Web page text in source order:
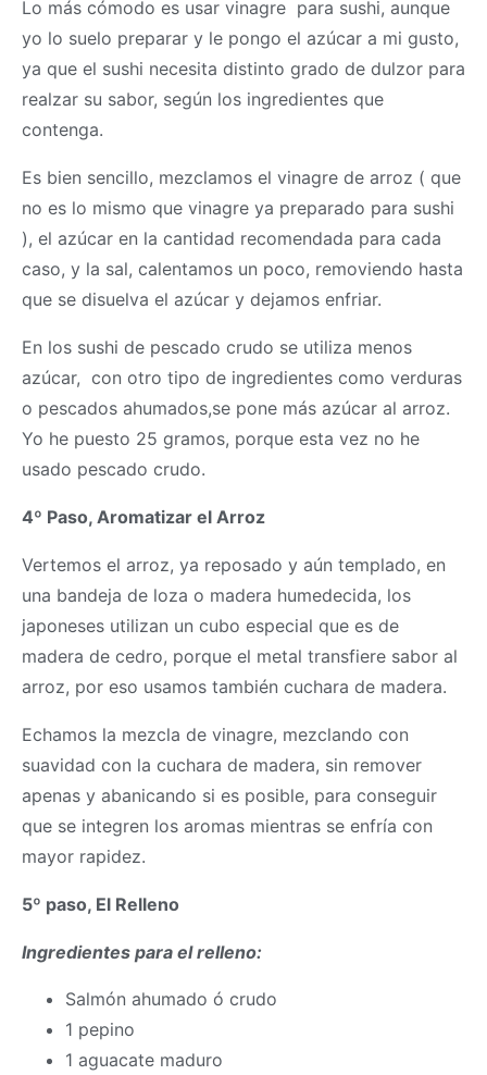
Lo más cómodo es usar vinagre para sushi, aunque
yo lo suelo preparar y le pongo el azúcar a mi gusto,
ya que el sushi necesita distinto grado de dulzor para
realzar su sabor, según los ingredientes que
contenga.
Es bien sencillo, mezclamos el vinagre de arroz ( que
no es lo mismo que vinagre ya preparado para sushi
), el azúcar en la cantidad recomendada para cada
caso, y la sal, calentamos un poco, removiendo hasta
que se disuelva el azúcar y dejamos enfriar.
En los sushi de pescado crudo se utiliza menos
azúcar, con otro tipo de ingredientes como verduras
o pescados ahumados,se pone más azúcar al arroz.
Yo he puesto 25 gramos, porque esta vez no he
usado pescado crudo.
4º Paso, Aromatizar el Arroz
Vertemos el arroz, ya reposado y aún templado, en
una bandeja de loza o madera humedecida, los
japoneses utilizan un cubo especial que es de
madera de cedro, porque el metal transfiere sabor al
arroz, por eso usamos también cuchara de madera.
Echamos la mezcla de vinagre, mezclando con
suavidad con la cuchara de madera, sin remover
apenas y abanicando si es posible, para conseguir
que se integren los aromas mientras se enfría con
mayor rapidez.
5º paso, El Relleno
Ingredientes para el relleno:
Salmón ahumado ó crudo
1 pepino
1 aguacate maduro